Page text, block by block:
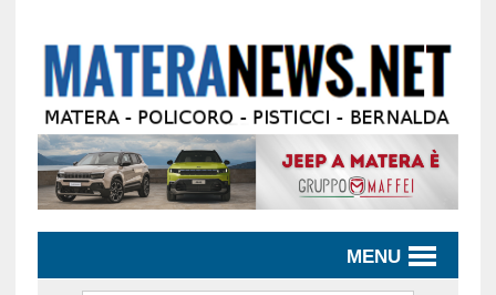
MENU